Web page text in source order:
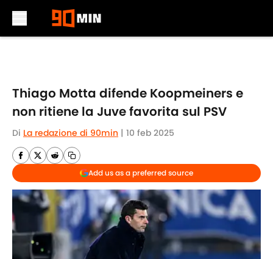
Thiago Motta difende Koopmeiners e
non ritiene la Juve favorita sul PSV
Di La redazione di 90min | 10 feb 2025
Add us as a preferred source